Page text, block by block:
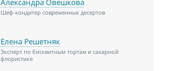
Шеф-кондитер современных десертов
Елена Решетняк
Эксперт по бисквитным тортам и сахарной
флористике